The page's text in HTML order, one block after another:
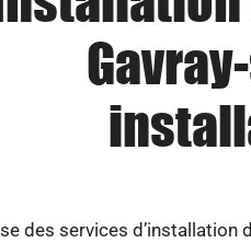
des services